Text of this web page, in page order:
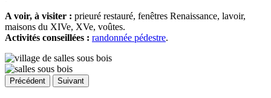
A voir, à visiter : prieuré restauré, fenêtres Renaissance, lavoir,
maisons du XIVe, XVe, voûtes.
Activités conseillées : randonnée pédestre.
Précédent Suivant